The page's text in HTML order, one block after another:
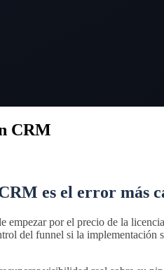
CRM
es el error más
por el precio de la
del funnel si la implementación